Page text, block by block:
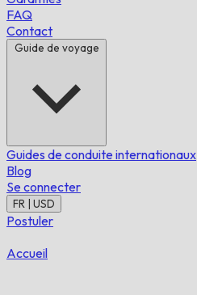
FAQ
Contact
Guide de voyage
Guides de conduite internationaux
Blog
Se connecter
FR | USD
Postuler
Accueil